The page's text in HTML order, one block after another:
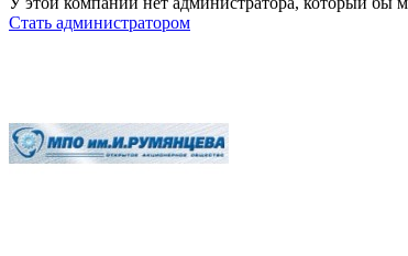
Стать администратором